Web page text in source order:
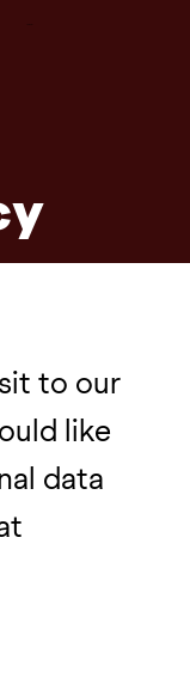
to our
like
data